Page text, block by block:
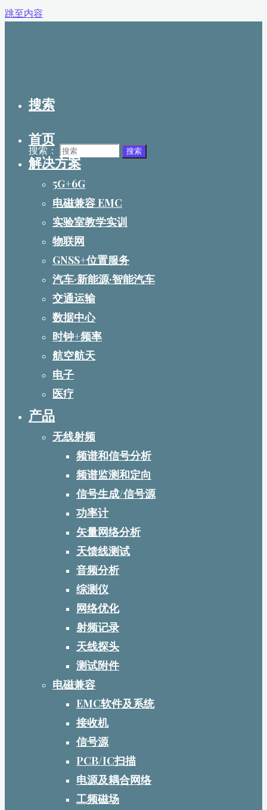
跳至内容
搜索
搜索： 搜索
首页
解决方案
5G+6G
电磁兼容 EMC
实验室教学实训
物联网
GNSS+位置服务
汽车·新能源·智能汽车
交通运输
数据中心
时钟+频率
航空航天
电子
医疗
产品
无线射频
频谱和信号分析
频谱监测和定向
信号生成/信号源
功率计
矢量网络分析
天馈线测试
音频分析
综测仪
网络优化
射频记录
天线探头
测试附件
电磁兼容
EMC软件及系统
接收机
信号源
PCB/IC扫描
电源及耦合网络
工频磁场